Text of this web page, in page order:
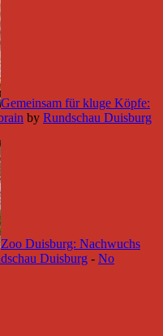
Gemeinsam für kluge Köpfe:
by Rundschau Duisburg
Zoo Duisburg: Nachwuchs
Duisburg - No